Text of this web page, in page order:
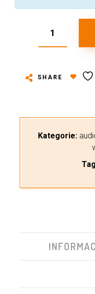
SHARE
Kategorie: